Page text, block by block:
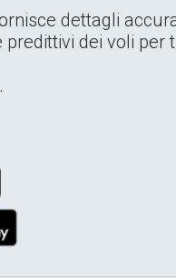
dettagli
predittivi dei voli per